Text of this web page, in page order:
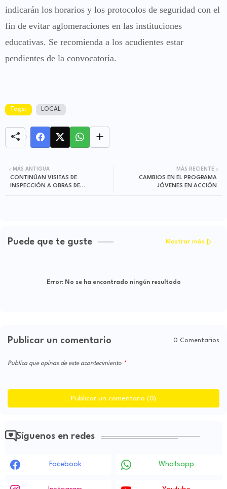
indicarán los horarios y los protocolos de seguridad con el
fin de evitar aglomeraciones en las instituciones
educativas. Se recomienda a los acudientes estar
pendientes de la convocatoria.
Tags: LOCAL
MÁS RECIENTE
CAMBIOS EN EL PROGRAMA
JÓVENES EN ACCIÓN
MÁS ANTIGUA
CONTINÚAN VISITAS DE
INSPECCIÓN A OBRAS DE
Puede que te guste Mostrar más
Error:No se ha encontrado ningún resultado
Publicar un comentario 0 Comentarios
Publica que opinas de este acontecimiento
Publicar un comentario (0)
Síguenos en redes
Facebook Whatsapp